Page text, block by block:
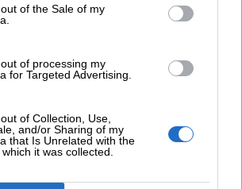
of the Sale of my
of processing my
for Targeted Advertising.
of Collection, Use,
and/or Sharing of my
that Is Unrelated with the
it was collected.
Ομίλου HHG
είναι στάχτη, τι θα πει ο Ασφαλιστικός
πελάτη κλάδου υγείας;
Innovation Forum: Ένα στα πέντε
φτάνει τελικά στην Ελλάδα